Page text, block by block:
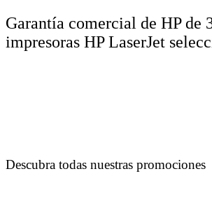
Garantía comercial de HP de
impresoras HP LaserJet
Descubra todas nuestras promociones